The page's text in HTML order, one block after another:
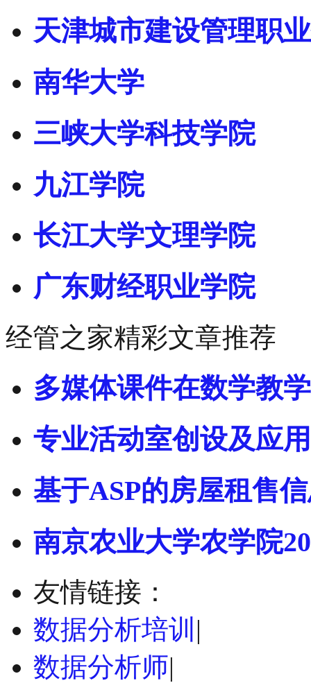
天津城市建设管理职
南华大学
三峡大学科技学院
九江学院
长江大学文理学院
广东财经职业学院
经管之家精彩文章推荐
多媒体课件在数学教
专业活动室创设及应
基于ASP的房屋租售
南京农业大学农学院
友情链接：
数据分析培训 |
数据分析师|